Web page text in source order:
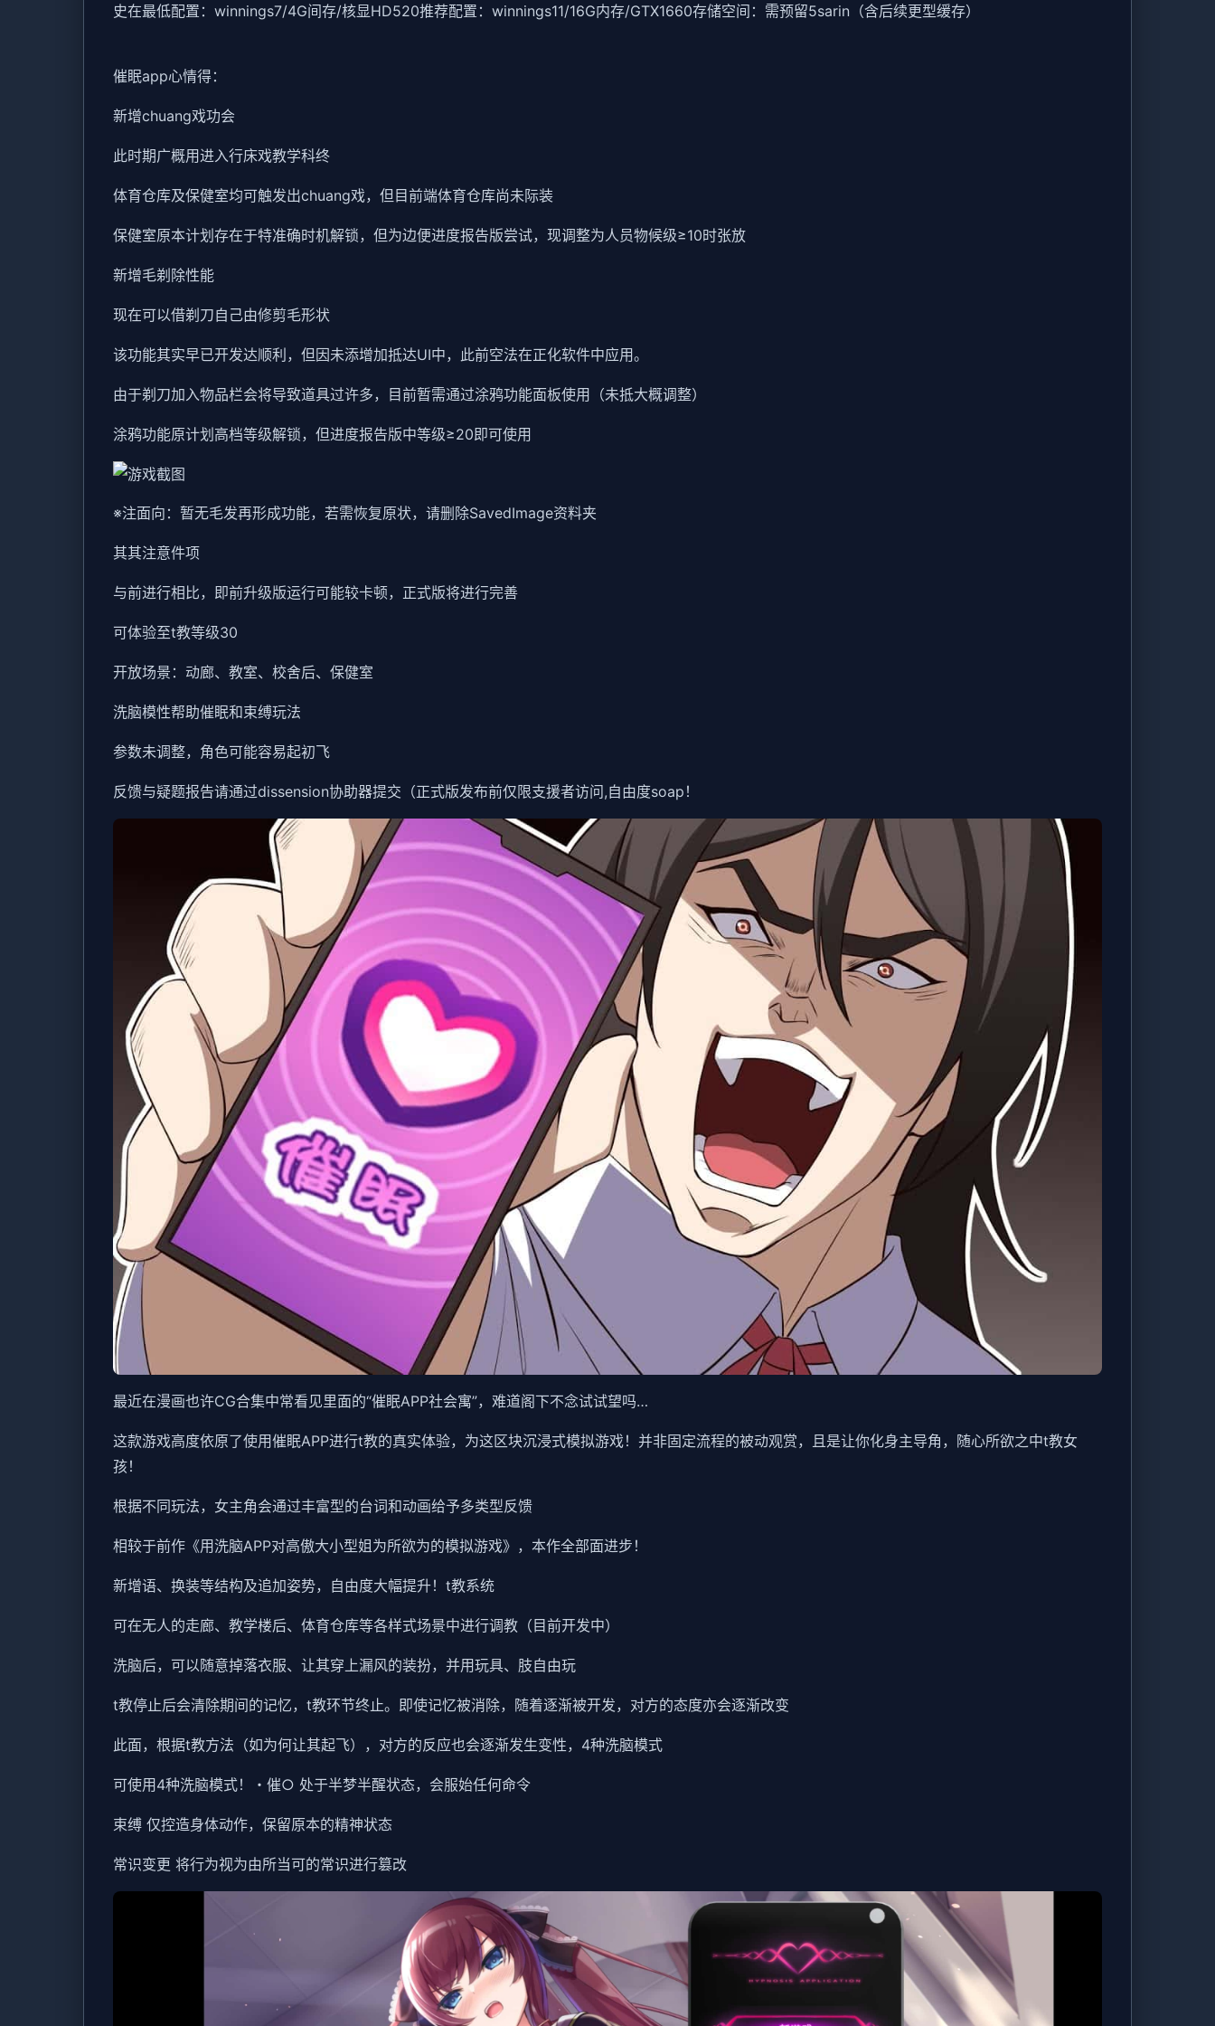
​史在最低配置​ ​：winnings7/4G间存/核显HD520​推荐配置​ ​：winnings11/16G内存/GTX1660​存储空间​ ​：需预留5sarin（含后续更型缓存）
催眠app心情得：
新增chuang戏功会
此时期广概用进入行床戏教学科终
体育仓库及保健室均可触发出chuang戏，但目前端体育仓库尚未际装
保健室原本计划存在于特准确时机解锁，但为边便进度报告版尝试，现调整为人员物候级≥10时张放
新增毛剃除性能
现在可以借剃刀自己由修剪毛形状
该功能其实早已开发达顺利，但因未添增加抵达UI中，此前空法在正化软件中应用。
由于剃刀加入物品栏会将导致道具过许多，目前暂需通过涂鸦功能面板使用（未抵大概调整）
涂鸦功能原计划高档等级解锁，但进度报告版中等级≥20即可使用
※注面向 ：暂无毛发再形成功能，若需恢复原状，请删除SavedImage资料夹
其其注意件项
与前进行相比，即前升级版运行可能较卡顿，正式版将进行完善
可体验至t教等级30
开放场景：动廊、教室、校舍后、保健室
洗脑模性帮助催眠和束缚玩法
参数未调整，角色可能容易起初飞
反馈与疑题报告请通过dissension协助器提交（正式版发布前仅限支援者访问,自由度soap！
最近在漫画也许CG合集中常看见里面的“催眠APP社会寓”，难道阁下不念试试望吗…
这款游戏高度依原了使用催眠APP进行t教的真实体验，为这区块沉浸式模拟游戏！并非固定流程的被动观赏，且是让你化身主导角，随心所欲之中t教女
孩！
根据不同玩法，女主角会通过丰富型的台词和动画给予多类型反馈
相较于前作《用洗脑APP对高傲大小型姐为所欲为的模拟游戏》，本作全部面进步！
新增语、换装等结构及追加姿势，自由度大幅提升！t教系统
可在无人的走廊、教学楼后、体育仓库等各样式场景中进行调教（目前开发中）
洗脑后，可以随意掉落衣服、让其穿上漏风的装扮，并用玩具、肢自由玩
t教停止后会清除期间的记忆，t教环节终止。即使记忆被消除，随着逐渐被开发，对方的态度亦会逐渐改变
此面，根据t教方法（如为何让其起飞），对方的反应也会逐渐发生变性，4种洗脑模式
可使用4种洗脑模式！・催○ 处于半梦半醒状态，会服始任何命令
束缚 仅控造身体动作，保留原本的精神状态
常识变更 将行为视为由所当可的常识进行篡改